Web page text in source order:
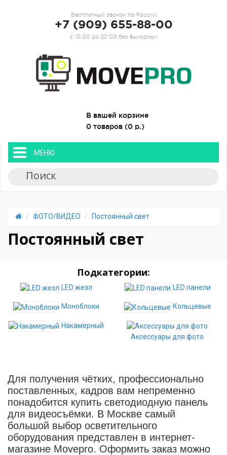
Бесплатный звонок по России
+7 (909) 655-88-00
с 10:00 до 20:00 без выходных
В вашей корзине
0 товаров (0 р.)
МЕНЮ
ФОТО/ВИДЕО Постоянный свет
Постоянный свет
Подкатегории:
LED жезл LED панели
Моноблоки Кольцевые
Накамерный
Аксессуары для фото
Для получения чётких, профессионально
поставленных, кадров вам непременно
понадобится купить светодиодную панель
для видеосъёмки. В Москве самый
большой выбор осветительного
оборудования представлен в интернет-
магазине Movepro. Оформить заказ можно